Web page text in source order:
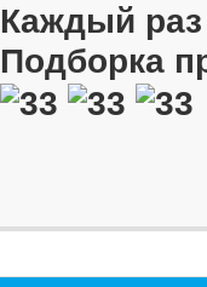
Каждый
Подборка